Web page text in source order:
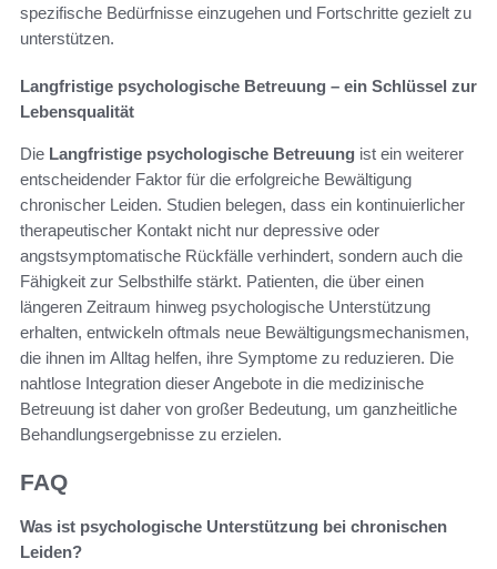
spezifische Bedürfnisse einzugehen und Fortschritte gezielt zu
unterstützen.
Langfristige psychologische Betreuung – ein Schlüssel zur
Lebensqualität
Die Langfristige psychologische Betreuung ist ein weiterer
entscheidender Faktor für die erfolgreiche Bewältigung
chronischer Leiden. Studien belegen, dass ein kontinuierlicher
therapeutischer Kontakt nicht nur depressive oder
angstsymptomatische Rückfälle verhindert, sondern auch die
Fähigkeit zur Selbsthilfe stärkt. Patienten, die über einen
längeren Zeitraum hinweg psychologische Unterstützung
erhalten, entwickeln oftmals neue Bewältigungsmechanismen,
die ihnen im Alltag helfen, ihre Symptome zu reduzieren. Die
nahtlose Integration dieser Angebote in die medizinische
Betreuung ist daher von großer Bedeutung, um ganzheitliche
Behandlungsergebnisse zu erzielen.
FAQ
Was ist psychologische Unterstützung bei chronischen
Leiden?